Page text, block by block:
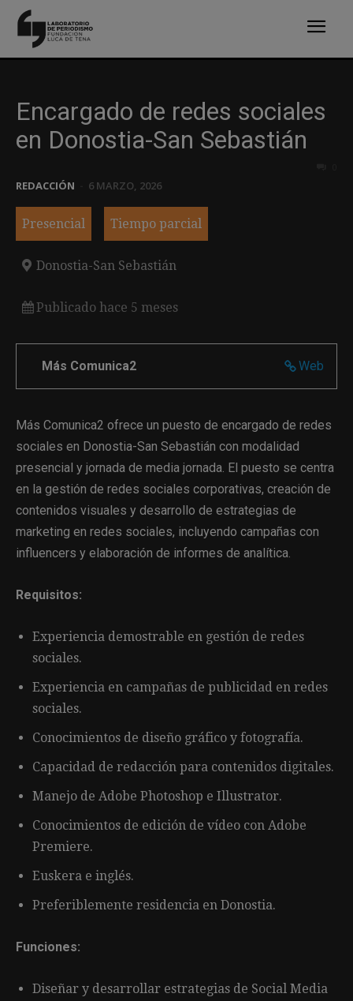
Encargado de redes sociales
en Donostia-San Sebastián
REDACCIÓN 6 MARZO, 2026
Presencial Tiempo parcial
Donostia-San Sebastián
Publicado hace 5 meses
Web
Más Comunica2
Más Comunica2 ofrece un puesto de encargado de redes
sociales en Donostia-San Sebastián con modalidad
presencial y jornada de media jornada. El puesto se centra
en la gestión de redes sociales corporativas, creación de
contenidos visuales y desarrollo de estrategias de
marketing en redes sociales, incluyendo campañas con
influencers y elaboración de informes de analítica.
Requisitos:
Experiencia demostrable en gestión de redes
sociales.
Experiencia en campañas de publicidad en redes
sociales.
Conocimientos de diseño gráfico y fotografía.
Capacidad de redacción para contenidos digitales.
Manejo de Adobe Photoshop e Illustrator.
Conocimientos de edición de vídeo con Adobe
Premiere.
Euskera e inglés.
Preferiblemente residencia en Donostia.
Funciones:
Diseñar y desarrollar estrategias de Social Media